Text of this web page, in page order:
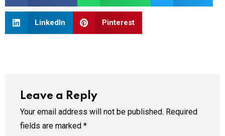
LinkedIn Pinterest
Leave a Reply
Your email address will not be published. Required
fields are marked *